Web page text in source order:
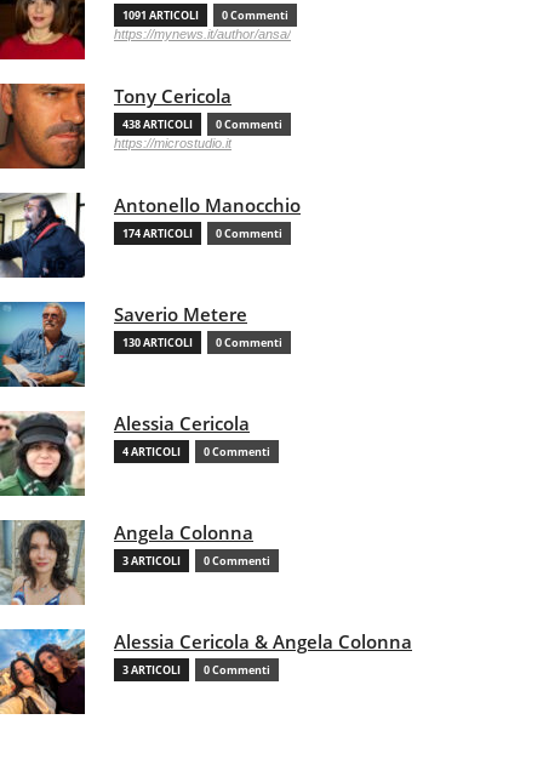
1091 ARTICOLI 0 Commenti
https://mynews.it/author/ansa/
Tony Cericola
438 ARTICOLI 0 Commenti
https://microstudio.it
Antonello Manocchio
174 ARTICOLI 0 Commenti
Saverio Metere
130 ARTICOLI 0 Commenti
Alessia Cericola
4 ARTICOLI 0 Commenti
Angela Colonna
3 ARTICOLI 0 Commenti
Alessia Cericola & Angela Colonna
3 ARTICOLI 0 Commenti